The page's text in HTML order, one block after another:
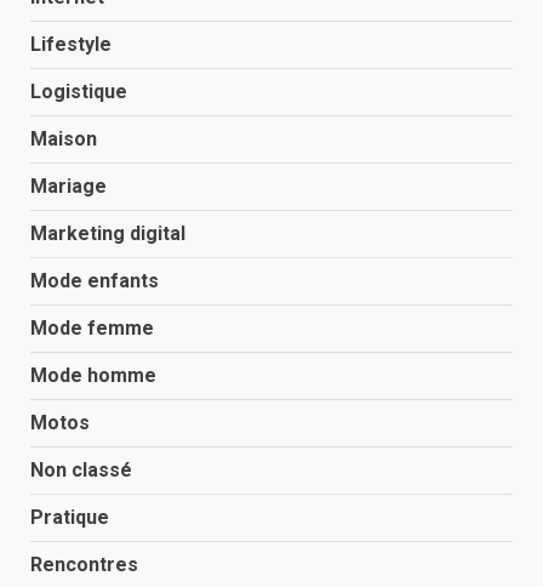
Lifestyle
Logistique
Maison
Mariage
Marketing digital
Mode enfants
Mode femme
Mode homme
Motos
Non classé
Pratique
Rencontres